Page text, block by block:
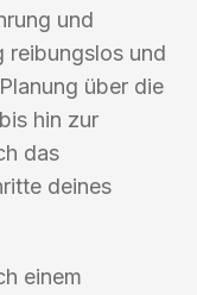
und
reibungslos und
über die
hin zur
das
deines
einem